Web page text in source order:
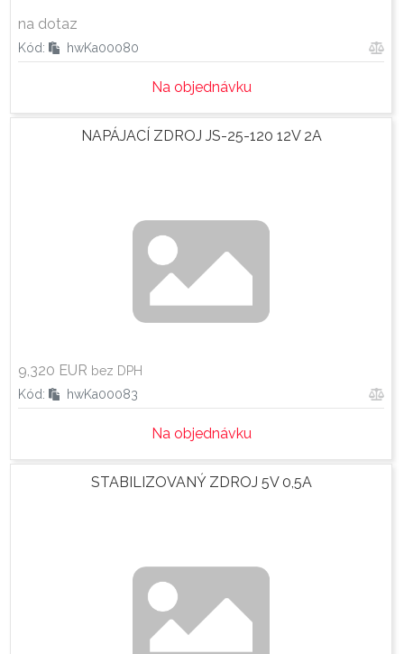
na dotaz
Kód: hwKa00080
Na objednávku
NAPÁJACÍ ZDROJ JS-25-120 12V 2A
9,320 EUR bez DPH
Kód:
hwKa00083
Na objednávku
STABILIZOVANÝ ZDROJ 5V 0,5A